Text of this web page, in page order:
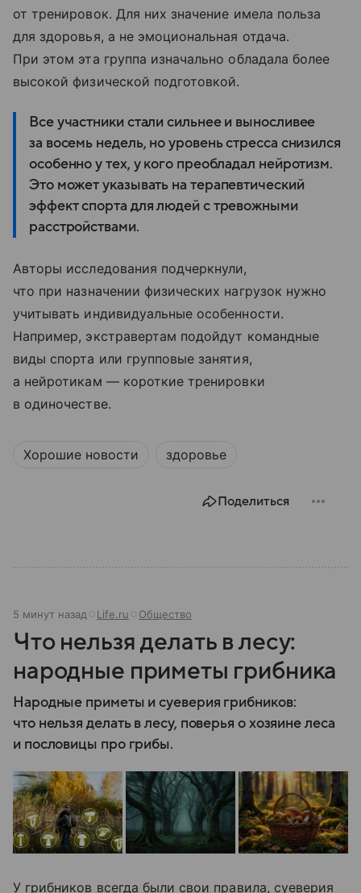
от тренировок. Для них значение имела польза
для здоровья, а не эмоциональная отдача.
При этом эта группа изначально обладала более
высокой физической подготовкой.
Все участники стали сильнее и выносливее
за восемь недель, но уровень стресса снизился
особенно у тех, у кого преобладал нейротизм.
Это может указывать на терапевтический
эффект спорта для людей с тревожными
расстройствами.
Авторы исследования подчеркнули,
что при назначении физических нагрузок нужно
учитывать индивидуальные особенности.
Например, экстравертам подойдут командные
виды спорта или групповые занятия,
а нейротикам — короткие тренировки
в одиночестве.
Хорошие новости здоровье
Поделиться
5 минут назад Life.ru Общество
Что нельзя делать в лесу:
народные приметы грибника
Народные приметы и суеверия грибников:
что нельзя делать в лесу, поверья о хозяине леса
и пословицы про грибы.
У грибников всегда были свои правила, суеверия